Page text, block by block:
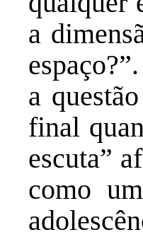
a
a
final
escuta”
como